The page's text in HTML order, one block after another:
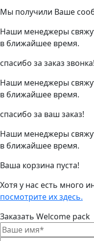
Мы получили Ваше
Наши менеджеры
в ближайшее время.
спасибо за заказ звонка!
Наши менеджеры
в ближайшее время.
спасибо за ваш заказ!
Наши менеджеры
в ближайшее время.
Ваша корзина пуста!
Хотя у нас есть много
посмотрите их здесь.
Заказать Welcome pack